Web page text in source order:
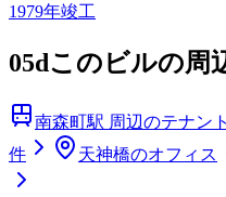
1979年竣工
05dこのビルの周
南森町駅 周辺のテナント
件
天神橋のオフィス